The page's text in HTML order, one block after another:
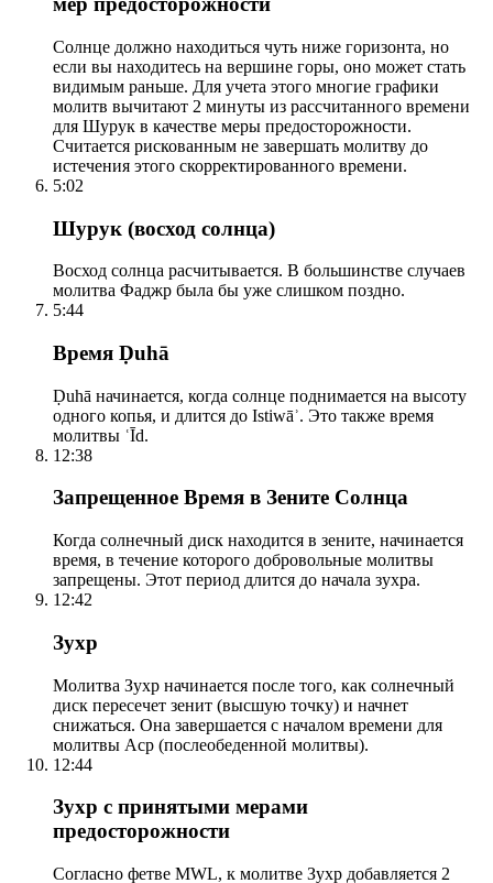
Солнце должно находиться чуть ниже горизонта, но
если вы находитесь на вершине горы, оно может стать
видимым раньше. Для учета этого многие графики
молитв вычитают 2 минуты из рассчитанного времени
для Шурук в качестве меры предосторожности.
Считается рискованным не завершать молитву до
истечения этого скорректированного времени.
5:02
Шурук (восход солнца)
Восход солнца расчитывается. В большинстве случаев
молитва Фаджр была бы уже слишком поздно.
5:44
Время Ḍuhā
Ḍuhā начинается, когда солнце поднимается на высоту
одного копья, и длится до Istiwāʾ. Это также время
молитвы ʿĪd.
12:38
Запрещенное Время в Зените Солнца
Когда солнечный диск находится в зените, начинается
время, в течение которого добровольные молитвы
запрещены. Этот период длится до начала зухра.
12:42
Зухр
Молитва Зухр начинается после того, как солнечный
диск пересечет зенит (высшую точку) и начнет
снижаться. Она завершается с началом времени для
молитвы Аср (послеобеденной молитвы).
12:44
Зухр с принятыми мерами
предосторожности
Согласно фетве MWL, к молитве Зухр добавляется 2